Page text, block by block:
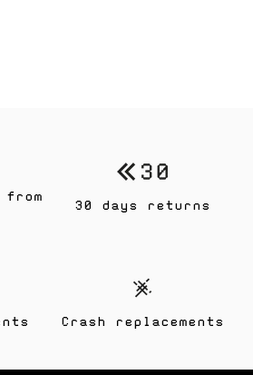
from
30 days returns
Crash replacements